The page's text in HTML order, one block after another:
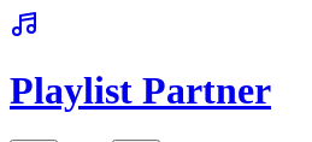
Playlist Partner